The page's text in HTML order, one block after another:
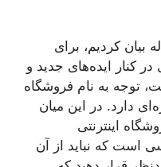
بیان کردیم، برای
کنار ایده‌های جدید و
توجه به نام فروشگاه
دارد. در این میان
اینترنتی
است که نباید از آن